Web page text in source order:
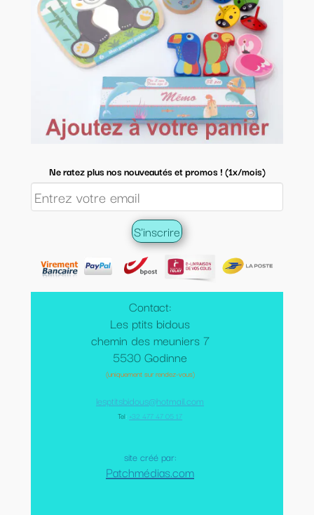
Contact:
Les ptits bidous
chemin des meuniers 7
5530 Godinne
(uniquement sur rendez-vous)
lesptitsbidous@hotmail.com
Tel: +32 477 47 05 17
site créé par:
Patchmédias.com
Ne ratez plus nos nouveautés et promos ! (1x/mois)